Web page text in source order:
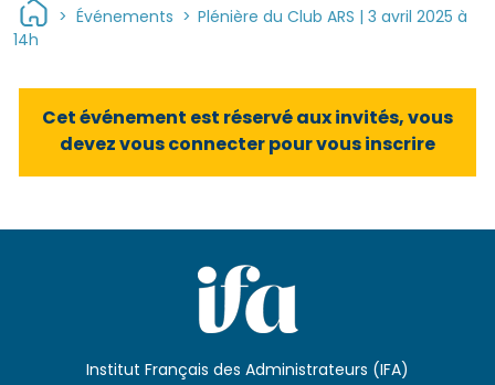
> Événements > Plénière du Club ARS | 3 avril 2025 à
14h
Cet événement est réservé aux invités, vous
devez vous connecter pour vous inscrire
Institut Français des Administrateurs (IFA)